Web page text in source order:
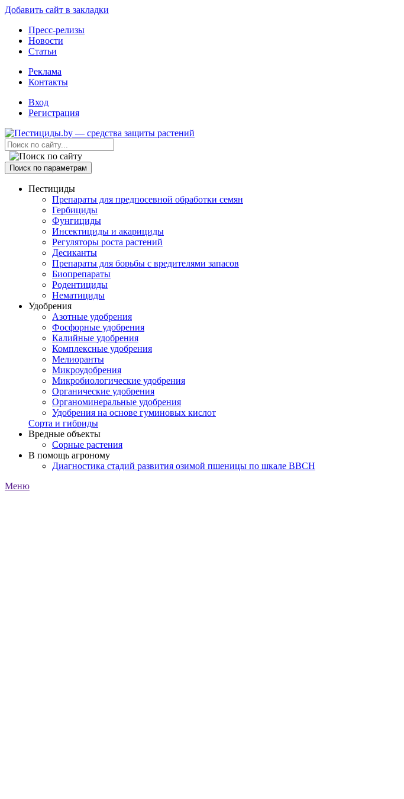
Добавить сайт в закладки
Пресс-релизы
Новости
Статьи
Реклама
Контакты
Вход
Регистрация
Поиск по параметрам
Пестициды
Препараты для предпосевной обработки семян
Гербициды
Фунгициды
Инсектициды и акарициды
Регуляторы роста растений
Десиканты
Препараты для борьбы с вредителями запасов
Биопрепараты
Родентициды
Нематициды
Удобрения
Азотные удобрения
Фосфорные удобрения
Калийные удобрения
Комплексные удобрения
Мелиоранты
Микроудобрения
Микробиологические удобрения
Органические удобрения
Органоминеральные удобрения
Удобрения на основе гуминовых кислот
Сорта и гибриды
Вредные объекты
Сорные растения
В помощь агроному
Диагностика стадий развития озимой пшеницы по шкале ВВСН
Меню